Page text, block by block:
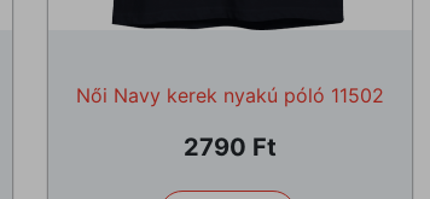
Női Navy kerek nyakú póló 11502
2790